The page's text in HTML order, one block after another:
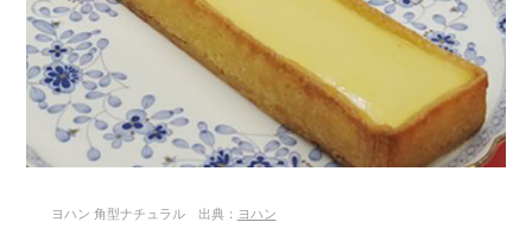
ヨハン 角型ナチュラル 出典： ヨハン